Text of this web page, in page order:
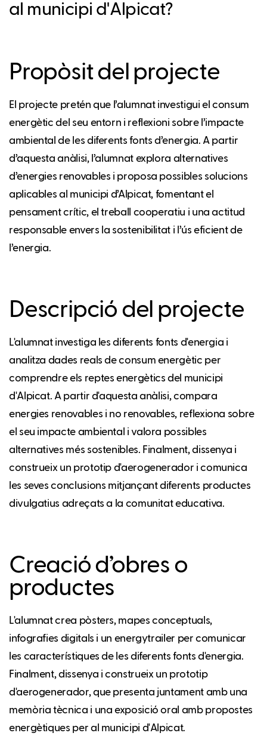
al municipi d'Alpicat?
Propòsit del projecte
El projecte pretén que l’alumnat investigui el consum
energètic del seu entorn i reflexioni sobre l’impacte
ambiental de les diferents fonts d’energia. A partir
d’aquesta anàlisi, l’alumnat explora alternatives
d’energies renovables i proposa possibles solucions
aplicables al municipi d’Alpicat, fomentant el
pensament crític, el treball cooperatiu i una actitud
responsable envers la sostenibilitat i l’ús eficient de
l’energia.
Descripció del projecte
L'alumnat investiga les diferents fonts d'energia i
analitza dades reals de consum energètic per
comprendre els reptes energètics del municipi
d'Alpicat. A partir d'aquesta anàlisi, compara
energies renovables i no renovables, reflexiona sobre
el seu impacte ambiental i valora possibles
alternatives més sostenibles. Finalment, dissenya i
construeix un prototip d'aerogenerador i comunica
les seves conclusions mitjançant diferents productes
divulgatius adreçats a la comunitat educativa.
Creació d’obres o
productes
L'alumnat crea pòsters, mapes conceptuals,
infografies digitals i un energytrailer per comunicar
les característiques de les diferents fonts d'energia.
Finalment, dissenya i construeix un prototip
d'aerogenerador, que presenta juntament amb una
memòria tècnica i una exposició oral amb propostes
energètiques per al municipi d'Alpicat.